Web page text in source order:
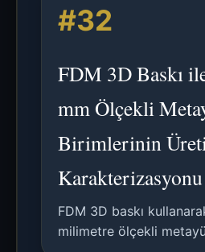
bir hesaplama çerçevesi.
#32
FDM 3D Baskı
mm Ölçekli
Birimlerinin
Karakterizasyonu
FDM 3D baskı
milimetre ölçekli